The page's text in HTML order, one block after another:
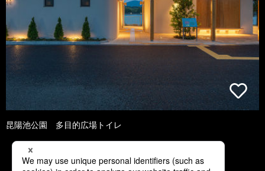
昆陽池公園 多目的広場トイレ